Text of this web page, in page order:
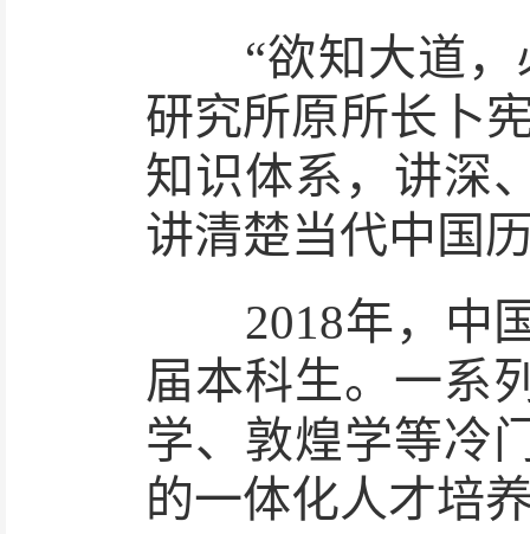
“欲知大道，
研究所原所长卜
知识体系，讲深
讲清楚当代中国
2018年，中国
届本科生。一系
学、敦煌学等冷
的一体化人才培